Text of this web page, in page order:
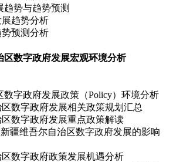
趋势与趋势预测
展趋势分析
势预测分析
区数字政府发展宏观环境分析
数字政府发展政策（Policy）环境分析
数字政府发展相关政策规划汇总
数字政府发展重点政策解读
疆维吾尔自治区数字政府发展的影响
数字政府政策发展机遇分析